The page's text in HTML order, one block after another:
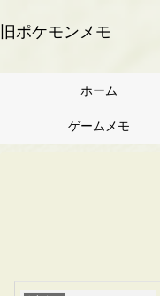
旧ポケモンメモ
ホーム
ゲームメモ